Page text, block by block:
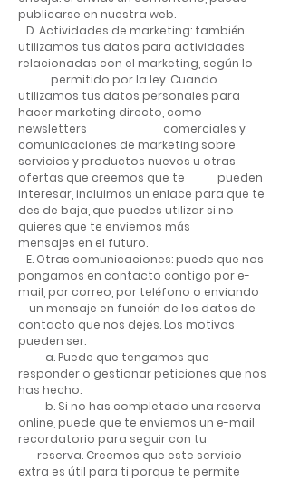
publicarse en nuestra web.
D. Actividades de marketing: también
utilizamos tus datos para actividades
relacionadas con el marketing, según lo
permitido por la ley. Cuando
utilizamos tus datos personales para
hacer marketing directo, como
newsletters comerciales y
comunicaciones de marketing sobre
servicios y productos nuevos u otras
ofertas que creemos que te pueden
interesar, incluimos un enlace para que te
des de baja, que puedes utilizar si no
quieres que te enviemos más
mensajes en el futuro.
E. Otras comunicaciones: puede que nos
pongamos en contacto contigo por e-
mail, por correo, por teléfono o enviando
un mensaje en función de los datos de
contacto que nos dejes. Los motivos
pueden ser:
a. Puede que tengamos que
responder o gestionar peticiones que nos
has hecho.
b. Si no has completado una reserva
online, puede que te enviemos un e-mail
recordatorio para seguir con tu
reserva. Creemos que este servicio
extra es útil para ti porque te permite